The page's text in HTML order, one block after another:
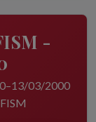
-
03/2000